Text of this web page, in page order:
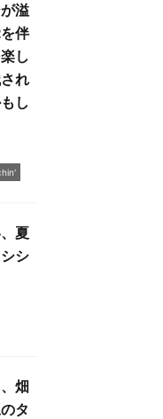
溢
伴
し
れ
し
夏
シ
畑
タ